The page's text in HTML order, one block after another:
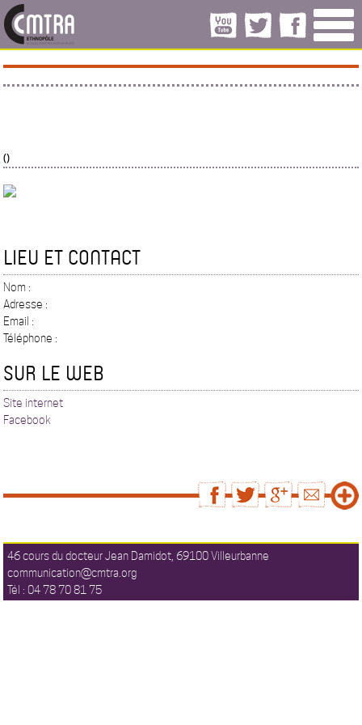
()
LIEU ET CONTACT
Nom :
Adresse :
Email :
Téléphone :
SUR LE WEB
Site internet
Facebook
46 cours du docteur Jean Damidot, 69100 Villeurbanne
communication@cmtra.org
Tél : 04 78 70 81 75